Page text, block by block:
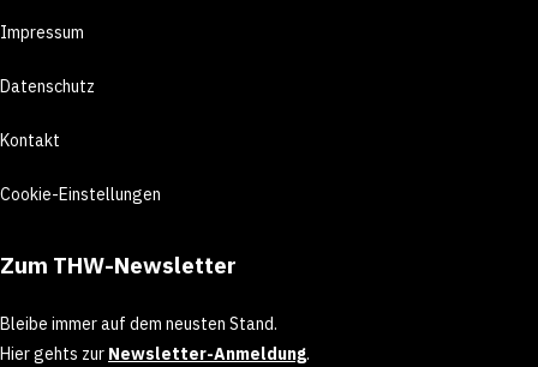
Impressum
Datenschutz
Kontakt
Cookie-Einstellungen
Zum THW-Newsletter
Bleibe immer auf dem neusten Stand.
Hier gehts zur Newsletter-Anmeldung.